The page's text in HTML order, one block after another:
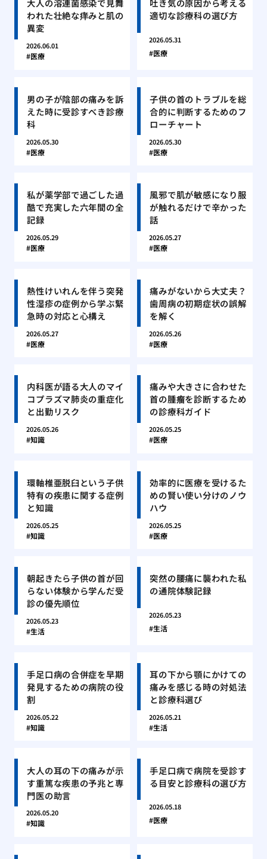
大人の溶連菌感染で見舞
われた壮絶な痒みと肌の
異変
2026.06.01
医療
吐き気の原因から考える
適切な診療科の選び方
2026.05.31
医療
男の子が陰部の痛みを訴
えた時に受診すべき診療
科
2026.05.30
医療
子供の首のトラブルを総
合的に判断するためのフ
ローチャート
2026.05.30
医療
私が薬学部で過ごした過
酷で充実した六年間の全
記録
2026.05.29
医療
風邪で肌が敏感になり服
が触れるだけで辛かった
話
2026.05.27
医療
熱性けいれんを伴う突発
性湿疹の症例から学ぶ緊
急時の対応と心構え
2026.05.27
医療
痛みがないから大丈夫？
歯周病の初期症状の誤解
を解く
2026.05.26
医療
内科医が語る大人のマイ
コプラズマ肺炎の重症化
と出勤リスク
2026.05.26
知識
痛みや大きさに合わせた
首の腫瘤を診断するため
の診療科ガイド
2026.05.25
医療
環軸椎亜脱臼という子供
特有の疾患に関する症例
と知識
2026.05.25
知識
効率的に医療を受けるた
めの賢い使い分けのノウ
ハウ
2026.05.25
医療
朝起きたら子供の首が回
らない体験から学んだ受
診の優先順位
2026.05.23
生活
突然の腰痛に襲われた私
の通院体験記録
2026.05.23
生活
手足口病の合併症を早期
発見するための病院の役
割
2026.05.22
知識
耳の下から顎にかけての
痛みを感じる時の対処法
と診療科選び
2026.05.21
生活
大人の耳の下の痛みが示
す重篤な疾患の予兆と専
門医の助言
2026.05.20
知識
手足口病で病院を受診す
る目安と診療科の選び方
2026.05.18
医療